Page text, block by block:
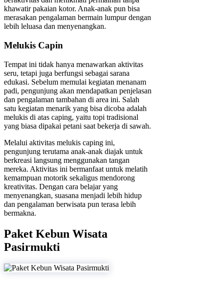
khawatir pakaian kotor. Anak-anak pun bisa
merasakan pengalaman bermain lumpur dengan
lebih leluasa dan menyenangkan.
Melukis Capin
Tempat ini tidak hanya menawarkan aktivitas
seru, tetapi juga berfungsi sebagai sarana
edukasi. Sebelum memulai kegiatan menanam
padi, pengunjung akan mendapatkan penjelasan
dan pengalaman tambahan di area ini. Salah
satu kegiatan menarik yang bisa dicoba adalah
melukis di atas caping, yaitu topi tradisional
yang biasa dipakai petani saat bekerja di sawah.
Melalui aktivitas melukis caping ini,
pengunjung terutama anak-anak diajak untuk
berkreasi langsung menggunakan tangan
mereka. Aktivitas ini bermanfaat untuk melatih
kemampuan motorik sekaligus mendorong
kreativitas. Dengan cara belajar yang
menyenangkan, suasana menjadi lebih hidup
dan pengalaman berwisata pun terasa lebih
bermakna.
Paket Kebun Wisata
Pasirmukti